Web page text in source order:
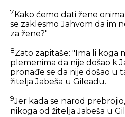
7Kako ćemo dati žene
se zaklesmo Jahvom da im
za žene?"
8Zato zapitaše: "Ima li koga
plemenima da nije došao k
pronađe se da nije došao u
žitelja Jabeša u Gileadu.
9Jer kada se narod
nikoga od žitelja Jabeša u